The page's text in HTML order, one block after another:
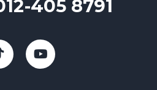
405 8791